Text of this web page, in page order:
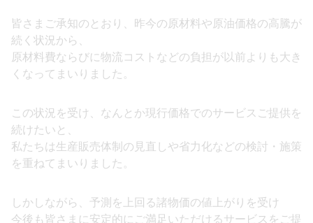
皆さまご承知のとおり、昨今の原材料や原油価格の高騰が
続く状況から、
原材料費ならびに物流コストなどの負担が以前よりも大き
くなってまいりました。
この状況を受け、なんとか現行価格でのサービスご提供を
続けたいと、
私たちは生産販売体制の見直しや省力化などの検討・施策
を重ねてまいりました。
しかしながら、予測を上回る諸物価の値上がりを受け
今後も皆さまに安定的にご満足いただけるサービスをご提